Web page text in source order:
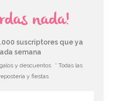
nada!
suscriptores que ya
semana
y descuentos
* Todas las
y fiestas